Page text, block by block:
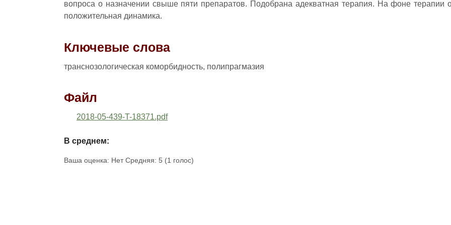
вопроса о назначении свыше пяти препаратов. Подобрана адекватная терапия. На фоне терапии
положительная динамика.
Ключевые слова
транснозологическая коморбидность, полипрагмазия
Файл
2018-05-439-T-18371.pdf
В среднем:
Ваша оценка: Нет Средняя: 5 (1 голос)